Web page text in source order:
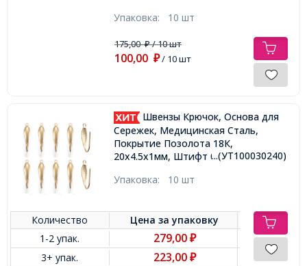
Упаковка: 10 шт
175,00₽/ 10 шт
100,00 ₽/ 10 шт
Швензы Крючок, Основа для
Сережек, Медицинская Сталь,
Покрытие Позолота 18К,
20x4.5х1мм, Штифт 0.8мм,...(УТ100030240)
Упаковка: 10 шт
Количество Цена заупаковку
1-2 упак.
279,00 ₽
3+ упак. 223,00 ₽